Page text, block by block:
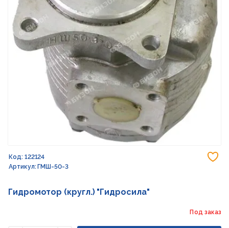
Код: 122124
Артикул: ГМШ-50-3
Гидромотор (кругл.) "Гидросила"
Под заказ